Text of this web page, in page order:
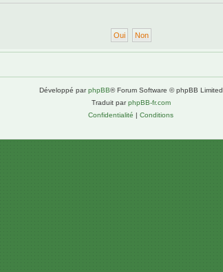
Développé parphpBB® Forum Software © phpBB Limited
Traduit parphpBB-fr.com
Confidentialité | Conditions